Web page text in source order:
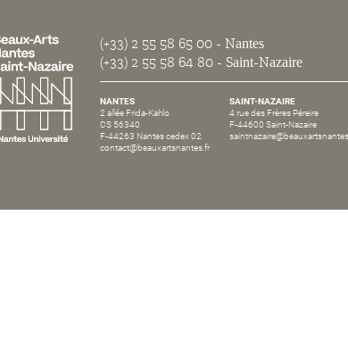
(+33) 2 55 58 65 00 - Nantes
(+33) 2 55 58 64 80 - Saint-Nazaire
NANTES
2 allée Frida-Kahlo
CS 56340
F-44263 Nantes cedex 02
contact@beauxartsnantes.fr
SAINT-NAZAIRE
4 rue des Frères Péreire
F-44600 Saint-Nazaire